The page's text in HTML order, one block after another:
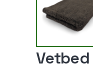
Vetbed